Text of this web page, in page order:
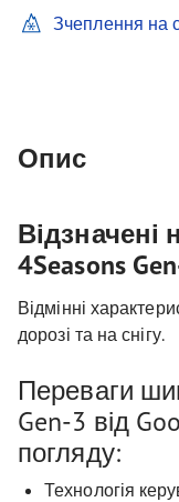
Зчеплення на
Опис
Відзначені
4Seasons
Відмінні
дорозі та на снігу.
Переваги
Gen-3 від
погляду:
Технологія